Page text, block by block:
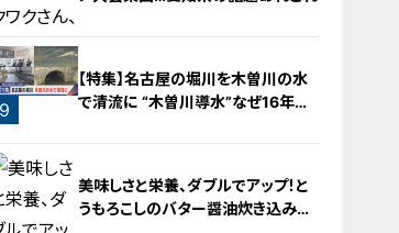
8
9
【特集】名古屋の堀川を木曽川の水
で清流に “木曽川導水”なぜ16年ぶ
美味しさと栄養、ダブルでアップ！と
うもろこしのバター醤油炊き込みご